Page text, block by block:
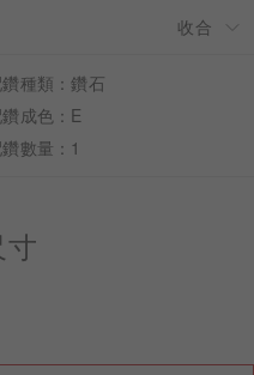
種類：鑽石
成色：E
數量：1